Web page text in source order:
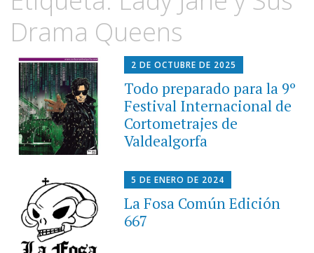
contenido
Drama Queens
2 DE OCTUBRE DE 2025
Todo preparado para la 9º
Festival Internacional de
Cortometrajes de
Valdealgorfa
5 DE ENERO DE 2024
La Fosa Común Edición
667